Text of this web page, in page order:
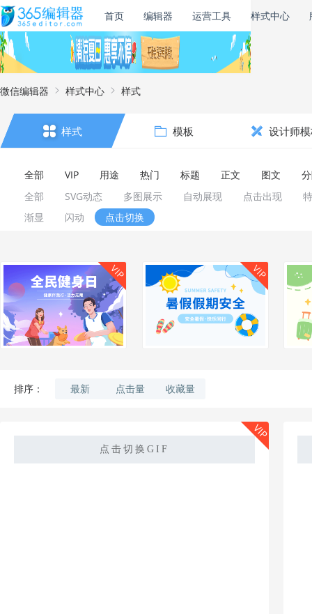
首页 编辑器 运营工具 样式中心
微信编辑器 样式中心 样式
样式 模板 设计师
全部 VIP 用途 热门 标题 正文 图文
全部
SVG动态 多图展示 自动展现 点击出现
渐显
闪动 点击切换
VIP VIP
排序： 最新 点击量 收藏量
点击切换GIF
VIP